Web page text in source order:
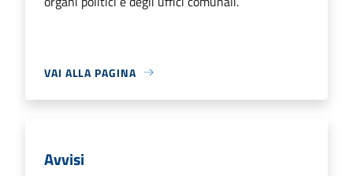
VAI ALLA PAGINA
Avvisi